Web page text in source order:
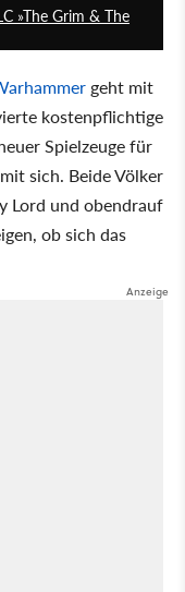
»The Grim & The
geht mit
kostenpflichtige
Spielzeuge für
sich. Beide Völker
Lord und obendrauf
ob sich das